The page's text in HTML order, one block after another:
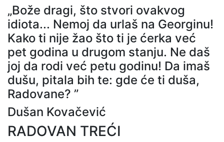
„Bože dragi, što stvori ovakvog
idiota... Nemoj da urlaš na Georginu!
Kako ti nije žao što ti je ćerka već
pet godina u drugom stanju. Ne daš
joj da rodi već petu godinu! Da imaš
dušu, pitala bih te: gde će ti duša,
Radovane? ”
Dušan Kovačević
RADOVAN TREĆI